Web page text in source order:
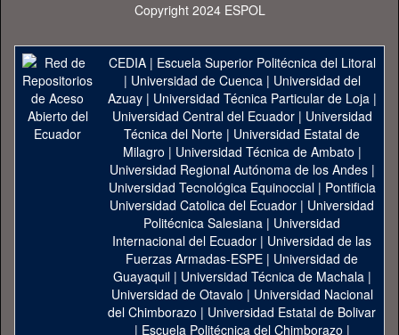
Copyright 2024 ESPOL
CEDIA| Escuela Superior Politécnica del Litoral
| Universidad de Cuenca| Universidad del
Azuay| Universidad Técnica Particular de Loja|
Universidad Central del Ecuador| Universidad
Técnica del Norte | Universidad Estatal de
Milagro | Universidad Técnica de Ambato |
Universidad Regional Autónoma de los Andes|
Universidad Tecnológica Equinoccial| Pontificia
Universidad Catolica del Ecuador | Universidad
Politécnica Salesiana | Universidad
Internacional del Ecuador | Universidad de las
Fuerzas Armadas-ESPE | Universidad de
Guayaquil| Universidad Técnica de Machala|
Universidad de Otavalo | Universidad Nacional
del Chimborazo | Universidad Estatal de Bolivar
| Escuela Politécnica del Chimborazo |